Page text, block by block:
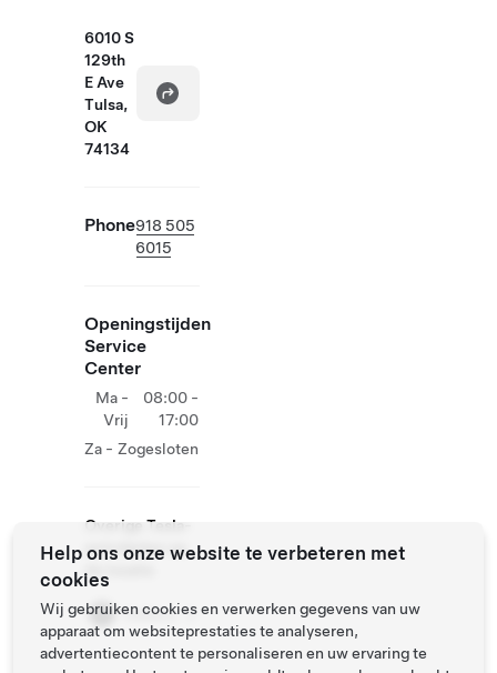
6010 S
129th
E Ave
Tulsa,
OK
74134
Phone918 505
6015
Openingstijden
Service
Center
Ma -
Vrij
08:00 -
17:00
Za - Zogesloten
Overige Tesla-
activiteiten op
de locatie
Gallery
Help ons onze website te verbeteren met
cookies
Wij gebruiken cookies en verwerken gegevens van uw
apparaat om websiteprestaties te analyseren,
advertentiecontent te personaliseren en uw ervaring te